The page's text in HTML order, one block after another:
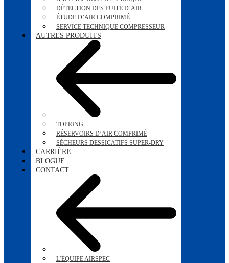
DÉTECTION DES FUITE D’AIR
ÉTUDE D’AIR COMPRIMÉ
SERVICE TECHNIQUE COMPRESSEUR
AUTRES PRODUITS
TOPRING
RÉSERVOIRS D’AIR COMPRIMÉ
SÉCHEURS DESSICATIFS SUPER-DRY
CARRIÈRE
BLOGUE
CONTACT
L’ÉQUIPE AIRSPEC